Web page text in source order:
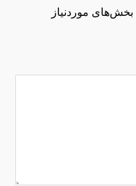
بخش‌های موردنیاز